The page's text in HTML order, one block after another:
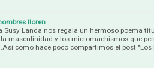
lloren
Susy Landa nos regala un hermoso poema
la masculinidad y los micromachismos que
como hace poco compartimos el post "Los